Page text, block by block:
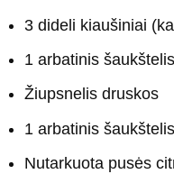
3 dideli kiaušiniai
1 arbatinis
Žiupsnelis druskos
1 arbatinis
Nutarkuota pusės